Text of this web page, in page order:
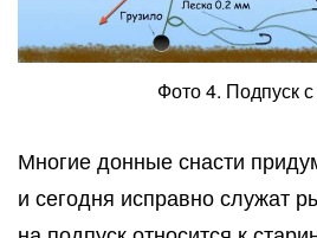
Фото 4. Подпуск
Многие донные снасти
и сегодня исправно служат